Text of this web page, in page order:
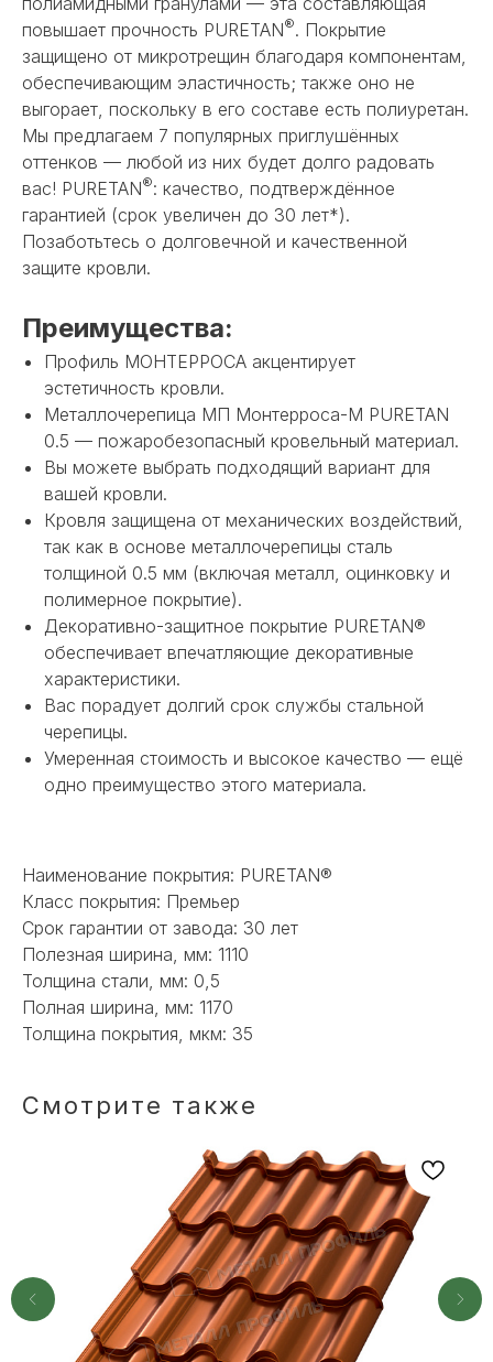
повышает прочность PURETAN®. Покрытие
защищено от микротрещин благодаря компонентам,
обеспечивающим эластичность; также оно не
выгорает, поскольку в его составе есть полиуретан.
Мы предлагаем 7 популярных приглушённых
оттенков — любой из них будет долго радовать
вас! PURETAN®: качество, подтверждённое
гарантией (срок увеличен до 30 лет*).
Позаботьтесь о долговечной и качественной
защите кровли.
Преимущества:
Профиль МОНТЕРРОСА акцентирует
эстетичность кровли.
Металлочерепица МП Монтерроса-M PURETAN
0.5 — пожаробезопасный кровельный материал.
Вы можете выбрать подходящий вариант для
вашей кровли.
Кровля защищена от механических воздействий,
так как в основе металлочерепицы сталь
толщиной 0.5 мм (включая металл, оцинковку и
полимерное покрытие).
Декоративно-защитное покрытие PURETAN®
обеспечивает впечатляющие декоративные
характеристики.
Вас порадует долгий срок службы стальной
черепицы.
Умеренная стоимость и высокое качество — ещё
одно преимущество этого материала.
Наименование покрытия: PURETAN®
Класс покрытия: Премьер
Срок гарантии от завода: 30 лет
Полезная ширина, мм: 1110
Толщина стали, мм: 0,5
Полная ширина, мм: 1170
Толщина покрытия, мкм: 35
Смотрите также
НЕ НАШЛИ НУЖНОЕ
Или напишите нам напрямую
Наш менеджер готов ответить на
все вопросы. Свяжитесь по
телефону или заполните форму для
индивидуального подбора.
ОТПРАВИТЬ